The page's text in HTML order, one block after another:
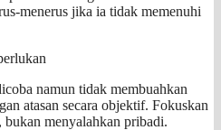
menerus jika ia tidak memenuhi
namun tidak membuahkan
atasan secara objektif. Fokuskan
menyalahkan pribadi.